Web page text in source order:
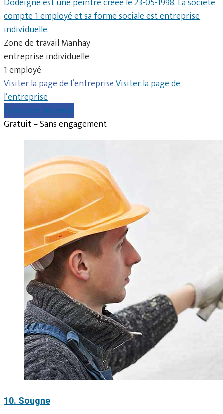
compte 1 employé et sa forme sociale est entreprise
individuelle.
Zone de travail Manhay
entreprise individuelle
1 employé
Visiter la page de l’entrepriseVisiter la page de
l’entreprise
Comparer les devis
Gratuit – Sans engagement
10. Sougne